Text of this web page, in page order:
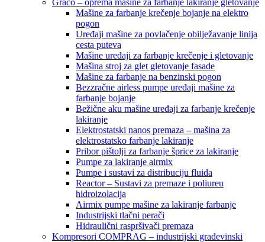
Graco – oprema mašine za farbanje lakiranje gletovanje
Mašine za farbanje krečenje bojanje na elektro
pogon
Uređaji mašine za povlačenje obilježavanje linija
cesta puteva
Mašine uređaji za farbanje krečenje i gletovanje
Mašina stroj za glet gletovanje fasade
Mašine za farbanje na benzinski pogon
Bezzračne airless pumpe uređaji mašine za
farbanje bojanje
Bežične aku mašine uređaji za farbanje krečenje
lakiranje
Elektrostatski nanos premaza – mašina za
elektrostatsko farbanje lakiranje
Pribor pištolji za farbanje šprice za lakiranje
Pumpe za lakiranje airmix
Pumpe i sustavi za distribuciju fluida
Reactor – Sustavi za premaze i poliureu
hidroizolacija
Airmix pumpe mašine za lakiranje farbanje
Industrijski tlačni perači
Hidraulični raspršivači premaza
Kompresori COMPRAG – industrijski građevinski